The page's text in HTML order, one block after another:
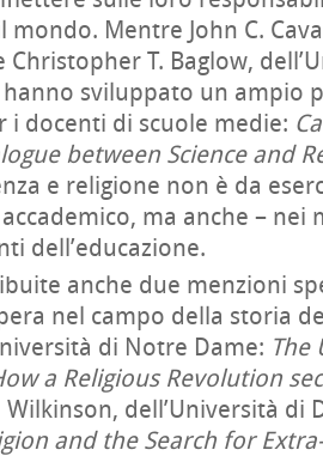
Mentre John C.
Christopher T. Baglow,
hanno sviluppato un ampio
i docenti di scuole medie:
between Science and
e religione non è da
ma anche –
dell’educazione.
anche due menzioni
nel campo della storia
di Notre Dame: The
a Religious Revolution
dell’Università di
and the Search for